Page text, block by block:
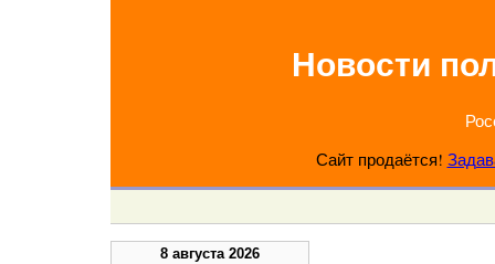
Новости
Сайт продаётся!
8 августа 2026